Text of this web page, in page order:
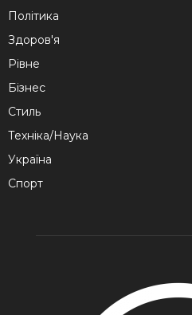
Політика
Здоров'я
Рівне
Бізнес
Стиль
Техніка/Наука
Україна
Спорт